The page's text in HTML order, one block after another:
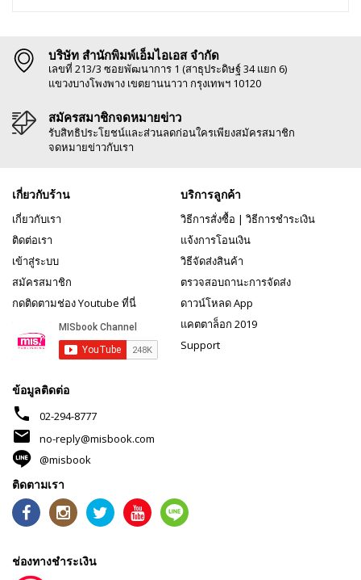
บริษัท สำนักพิมพ์เอ็มไอเอส จำกัด
เลขที่ 213/3 ซอยพัฒนาการ 1 (สาธุประดิษฐ์ 34 แยก 6)
แขวงบางโพงพาง เขตยานนาวา กรุงเทพฯ 10120
สมัครสมาชิกจดหมายข่าว
รับสิทธิประโยชน์และส่วนลดก่อนใครเพียงสมัครสมาชิก
จดหมายข่าวกับเรา
เกี่ยวกับร้าน
เกี่ยวกับเรา
ติดต่อเรา
เข้าสู่ระบบ
สมัครสมาชิก
กดติดตามช่อง Youtube ที่นี่
บริการลูกค้า
วิธีการสั่งซื้อ | วิธีการชำระเงิน
แจ้งการโอนเงิน
วิธีจัดส่งสินค้า
ตรวจสอบถานะการจัดส่ง
ดาวน์โหลด App
แคตตาล็อก 2019
Support
ข้อมูลติดต่อ
phone 02-294-8777
mail
no-reply@misbook.com
@misbook
ติดตามเรา
ช่องทางชำระเงิน